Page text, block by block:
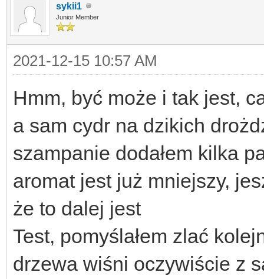
sykii1
Junior Member
2021-12-15 10:57 AM
Hmm, być może i tak jest,
a sam cydr na dzikich
szampanie dodałem kilka
aromat jest już mniejszy,
że to dalej jest
Test, pomyślałem zlać
drzewa wiśni oczywiście z